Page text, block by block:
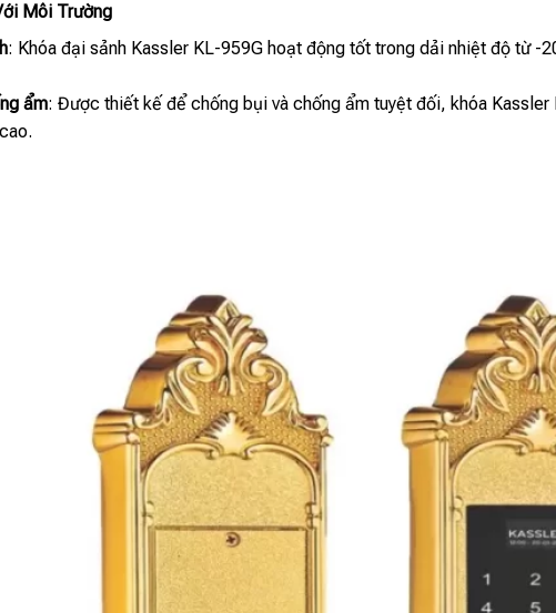
Môi Trường
: Khóa đại sảnh Kassler KL-959G hoạt động tốt trong dải nhiệt độ từ -
ẩm: Được thiết kế để chống bụi và chống ẩm tuyệt đối, khóa